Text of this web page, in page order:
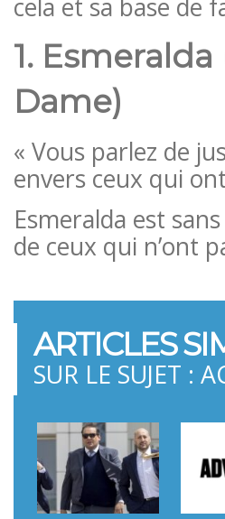
cela et sa base de
1.
Dame)
« Vous parlez de
envers ceux qui
Esmeralda est
de ceux qui n’ont
ARTICLES
SUR LE SUJET :